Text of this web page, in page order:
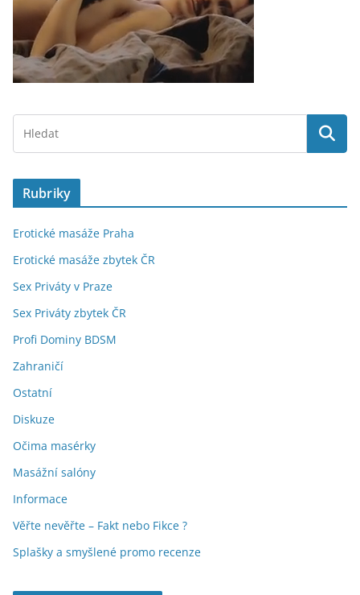
Rubriky
Erotické masáže Praha
Erotické masáže zbytek ČR
Sex Priváty v Praze
Sex Priváty zbytek ČR
Profi Dominy BDSM
Zahraničí
Ostatní
Diskuze
Očima masérky
Masážní salóny
Informace
Věřte nevěřte – Fakt nebo Fikce ?
Splašky a smyšlené promo recenze